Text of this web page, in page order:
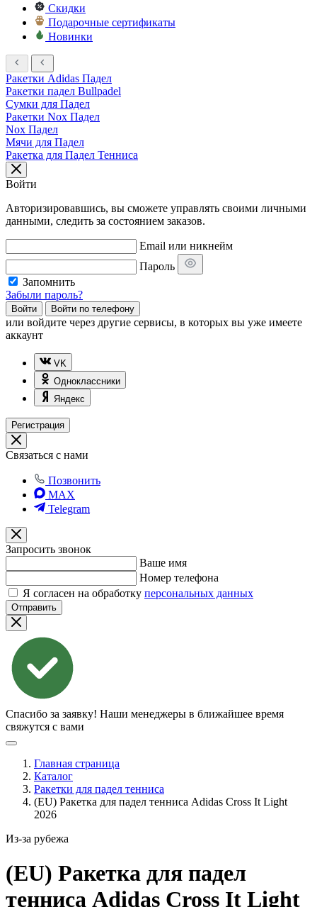
Скидки
Подарочные сертификаты
Новинки
Ракетки Adidas Падел
Ракетки падел Bullpadel
Сумки для Падел
Ракетки Nox Падел
Nox Падел
Мячи для Падел
Ракетка для Падел Тенниса
Войти
Авторизировавшись, вы сможете управлять своими личными
данными, следить за состоянием заказов.
Email или никнейм
Пароль
Запомнить
Забыли пароль?
Войти Войти по телефону
или войдите через другие сервисы, в которых вы уже имеете
аккаунт
VK
Одноклассники
Яндекс
Регистрация
Связаться с нами
Позвонить
MAX
Telegram
Запросить звонок
Ваше имя
Номер телефона
Я согласен на обработку персональных данных
Отправить
Спасибо за заявку! Наши менеджеры в ближайшее время
свяжутся с вами
Главная страница
Каталог
Ракетки для падел тенниса
(EU) Ракетка для падел тенниса Adidas Cross It Light
2026
Из-за рубежа
(EU) Ракетка для падел
тенниса Adidas Cross It Light